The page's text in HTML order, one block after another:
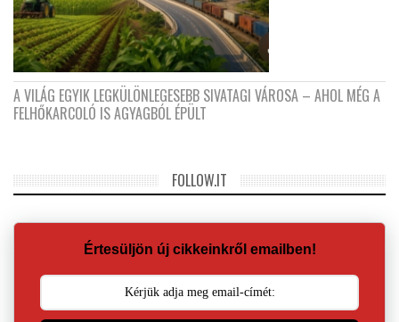
A VILÁG EGYIK LEGKÜLÖNLEGESEBB SIVATAGI VÁROSA – AHOL MÉG A
FELHŐKARCOLÓ IS AGYAGBÓL ÉPÜLT
FOLLOW.IT
Értesüljön új cikkeinkről emailben!